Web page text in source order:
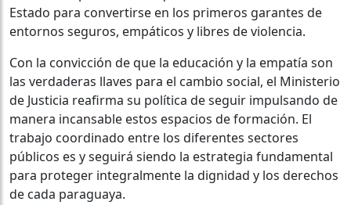
Estado para convertirse en los primeros garantes de
entornos seguros, empáticos y libres de violencia.
Con la convicción de que la educación y la empatía son
las verdaderas llaves para el cambio social, el Ministerio
de Justicia reafirma su política de seguir impulsando de
manera incansable estos espacios de formación. El
trabajo coordinado entre los diferentes sectores
públicos es y seguirá siendo la estrategia fundamental
para proteger integralmente la dignidad y los derechos
de cada paraguaya.